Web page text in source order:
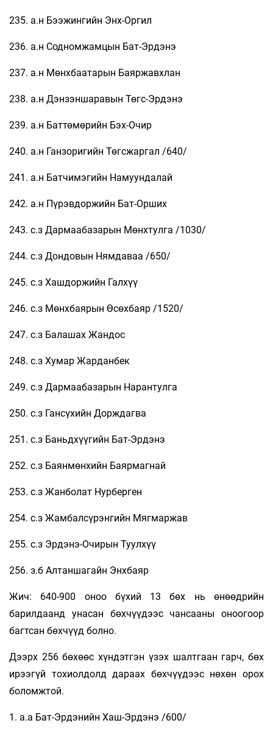
235. а.н Бээжингийн Энх-Оргил
236. а.н Содномжамцын Бат-Эрдэнэ
237. а.н Мөнхбаатарын Баяржавхлан
238. а.н Дэнзэншаравын Төгс-Эрдэнэ
239. а.н Баттөмөрийн Бэх-Очир
240. а.н Ганзоригийн Төгсжаргал /640/
241. а.н Батчимэгийн Намуундалай
242. а.н Пүрэвдоржийн Бат-Орших
243. с.з Дармаабазарын Мөнхтулга /1030/
244. с.з Дондовын Нямдаваа /650/
245. с.з Хашдоржийн Галхүү
246. с.з Мөнхбаярын Өсөхбаяр /1520/
247. с.з Балашах Жандос
248. с.з Хумар Жарданбек
249. с.з Дармаабазарын Нарантулга
250. с.з Гансүхийн Дорждагва
251. с.з Баньдхүүгийн Бат-Эрдэнэ
252. с.з Баянмөнхийн Баярмагнай
253. с.з Жанболат Нурберген
254. с.з Жамбалсүрэнгийн Мягмаржав
255. с.з Эрдэнэ-Очирын Туулхүү
256. з.б Алтаншагайн Энхбаяр
Жич: 640-900 оноо бүхий 13 бөх нь өнөөдрийн
барилдаанд унасан бөхчүүдээс чансааны оноогоор
багтсан бөхчүүд болно.
Дээрх 256 бөхөөс хүндэтгэн үзэх шалтгаан гарч, бөх
ирээгүй тохиолдолд дараах бөхчүүдээс нөхөн орох
боломжтой.
1. а.а Бат-Эрдэнийн Хаш-Эрдэнэ /600/